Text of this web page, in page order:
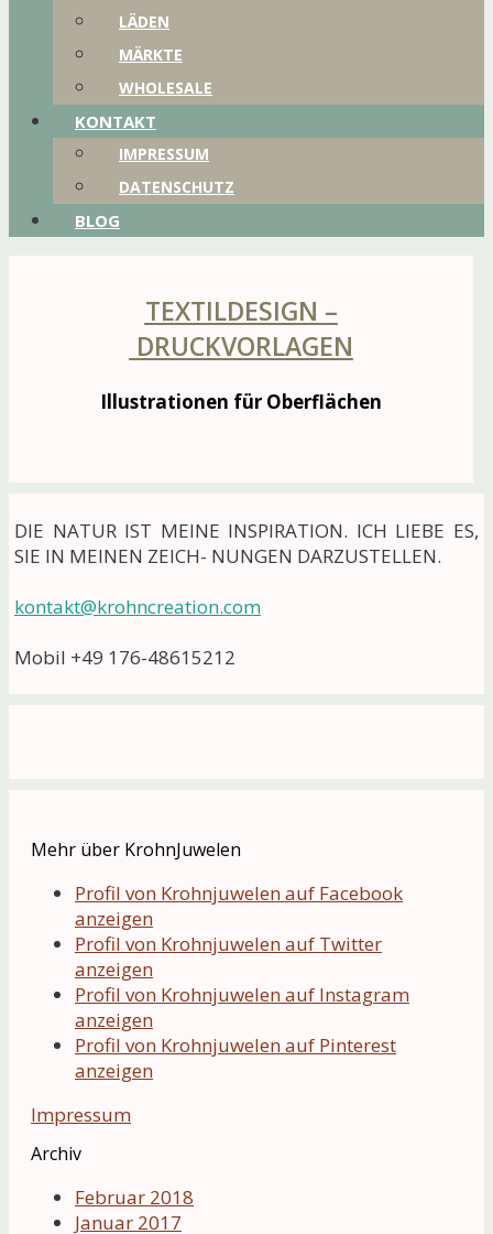
LÄDEN
MÄRKTE
WHOLESALE
KONTAKT
IMPRESSUM
DATENSCHUTZ
BLOG
TEXTILDESIGN –
DRUCKVORLAGEN
Illustrationen für Oberflächen
DIE NATUR IST MEINE INSPIRATION. ICH LIEBE ES,
SIE IN MEINEN ZEICH- NUNGEN DARZUSTELLEN.
kontakt@krohncreation.com
Mobil +49 176-48615212
Mehr über KrohnJuwelen
Profil von Krohnjuwelen auf Facebook
anzeigen
Profil von Krohnjuwelen auf Twitter
anzeigen
Profil von Krohnjuwelen auf Instagram
anzeigen
Profil von Krohnjuwelen auf Pinterest
anzeigen
Impressum
Archiv
Februar 2018
Januar 2017